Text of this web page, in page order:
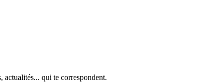
actualités... qui te correspondent.